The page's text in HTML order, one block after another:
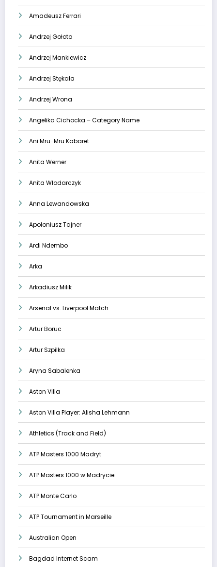
Amadeusz Ferrari
Andrzej Gołota
Andrzej Mankiewicz
Andrzej Stękała
Andrzej Wrona
Angelika Cichocka – Category Name
Ani Mru-Mru Kabaret
Anita Werner
Anita Włodarczyk
Anna Lewandowska
Apoloniusz Tajner
Ardi Ndembo
Arka
Arkadiusz Milik
Arsenal vs. Liverpool Match
Artur Boruc
Artur Szpilka
Aryna Sabalenka
Aston Villa
Aston Villa Player: Alisha Lehmann
Athletics (Track and Field)
ATP Masters 1000 Madryt
ATP Masters 1000 w Madrycie
ATP Monte Carlo
ATP Tournament in Marseille
Australian Open
Bagdad Internet Scam